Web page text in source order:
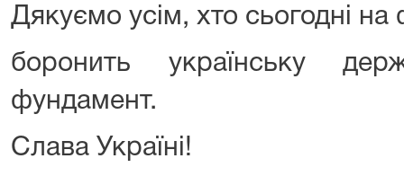
Дякуємо усім, хто сьогодні на
боронить українську
фундамент.
Слава Україні!